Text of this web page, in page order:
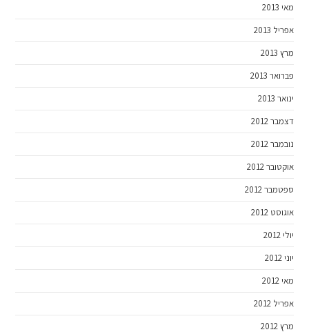
מאי 2013
אפריל 2013
מרץ 2013
פברואר 2013
ינואר 2013
דצמבר 2012
נובמבר 2012
אוקטובר 2012
ספטמבר 2012
אוגוסט 2012
יולי 2012
יוני 2012
מאי 2012
אפריל 2012
מרץ 2012